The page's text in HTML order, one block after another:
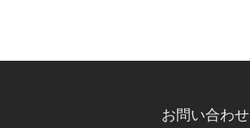
お問い合わせ